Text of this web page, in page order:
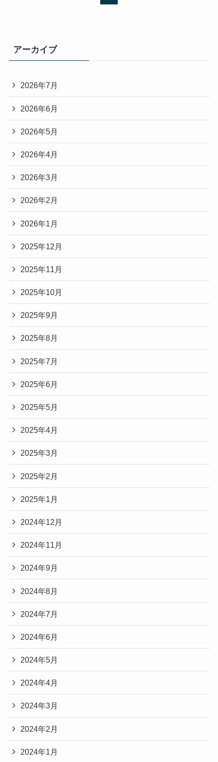
アーカイブ
2026年7月
2026年6月
2026年5月
2026年4月
2026年3月
2026年2月
2026年1月
2025年12月
2025年11月
2025年10月
2025年9月
2025年8月
2025年7月
2025年6月
2025年5月
2025年4月
2025年3月
2025年2月
2025年1月
2024年12月
2024年11月
2024年9月
2024年8月
2024年7月
2024年6月
2024年5月
2024年4月
2024年3月
2024年2月
2024年1月